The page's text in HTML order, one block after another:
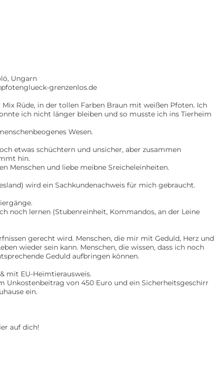
Ungarn
grenzenlos.de
Rüde, in der tollen Farben Braun mit weißen Pfoten. Ich
ich nicht länger bleiben und so musste ich ins Tierheim
Wesen.
etwas schüchtern und unsicher, aber zusammen
hin.
Menschen und liebe meibne Sreicheleinheiten.
wird ein Sachkundenachweis für mich gebraucht.
noch lernen (Stubenreinheit, Kommandos, an der Leine
gerecht wird. Menschen, die mir mit Geduld, Herz und
wieder sein kann. Menschen, die wissen, dass ich noch
Geduld aufbringen können.
mit EU-Heimtierausweis.
Unkostenbeitrag von 450 Euro und ein Sicherheitsgeschirr
ein.
auf dich!